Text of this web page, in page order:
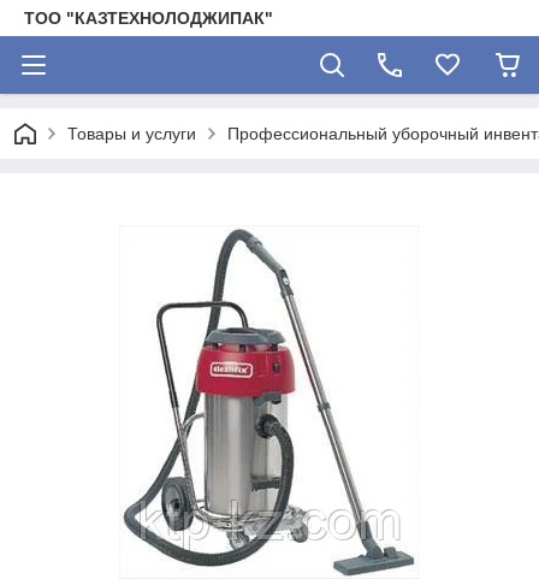
ТОО "КАЗТЕХНОЛОДЖИПАК"
Товары и услуги Профессиональный уборочный